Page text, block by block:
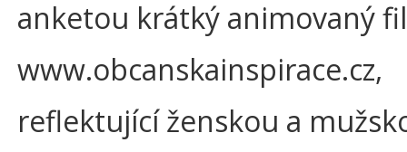
anketou krátký animovaný
www.obcanskainspirace.cz,
reflektující ženskou a